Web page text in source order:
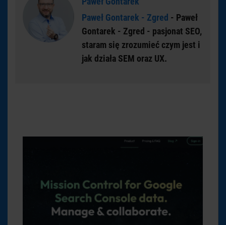
Paweł Gontarek - Zgred - Paweł
Gontarek - Zgred - pasjonat SEO,
staram się zrozumieć czym jest i
jak działa SEM oraz UX.